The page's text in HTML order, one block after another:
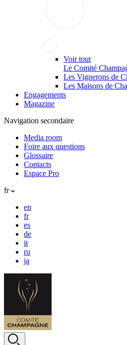
Voir tout
Le Comité
Les Vignerons de
Les Maisons de
Engagements
Magazine
Navigation secondaire
Media room
Foire aux questions
Glossaire
Contacts
Espace Pro
fr
en
fr
es
de
it
ru
ja